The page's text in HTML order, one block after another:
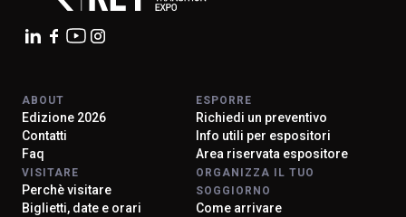
ABOUT
Edizione 2026
Contatti
Faq
ESPORRE
Richiedi un preventivo
Info utili per espositori
Area riservata espositore
VISITARE
Perchè visitare
Biglietti, date e orari
ORGANIZZA IL TUO
SOGGIORNO
Come arrivare